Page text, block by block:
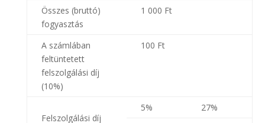
Összes (bruttó)
fogyasztás
1 000 Ft
A számlában
feltüntetett
felszolgálási díj
(10%)
100 Ft
Felszolgálási díj
5% 27%